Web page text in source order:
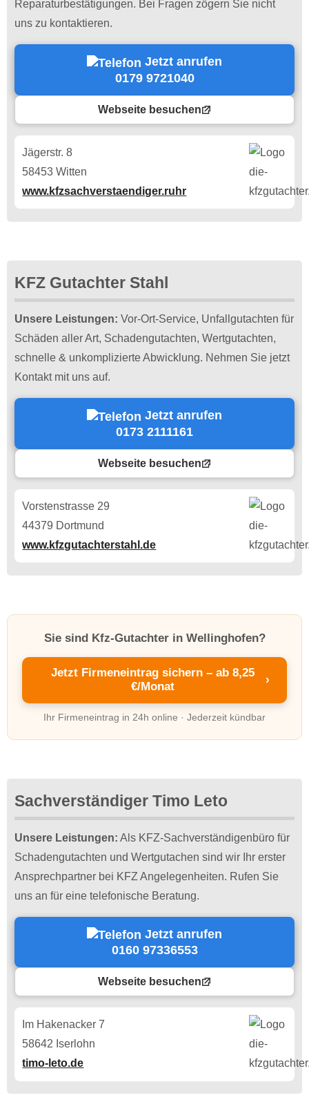
Reparaturbestätigungen. Bei Fragen zögern Sie nicht
uns zu kontaktieren.
Jetzt anrufen
0179 9721040
Webseite besuchen
Jägerstr. 8
58453 Witten
www.kfzsachverstaendiger.ruhr
KFZ Gutachter Stahl
Unsere Leistungen: Vor-Ort-Service, Unfallgutachten für
Schäden aller Art, Schadengutachten, Wertgutachten,
schnelle & unkomplizierte Abwicklung. Nehmen Sie jetzt
Kontakt mit uns auf.
Jetzt anrufen
0173 2111161
Webseite besuchen
Vorstenstrasse 29
44379 Dortmund
www.kfzgutachterstahl.de
Sie sind Kfz-Gutachter in Wellinghofen?
Jetzt Firmeneintrag sichern – ab 8,25
€/Monat
›
Ihr Firmeneintrag in 24h online · Jederzeit kündbar
Sachverständiger Timo Leto
Unsere Leistungen: Als KFZ-Sachverständigenbüro für
Schadengutachten und Wertgutachen sind wir Ihr erster
Ansprechpartner bei KFZ Angelegenheiten. Rufen Sie
uns an für eine telefonische Beratung.
Jetzt anrufen
0160 97336553
Webseite besuchen
Im Hakenacker 7
58642 Iserlohn
timo-leto.de